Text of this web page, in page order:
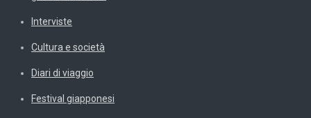
Interviste
Cultura e società
Diari di viaggio
Festival giapponesi